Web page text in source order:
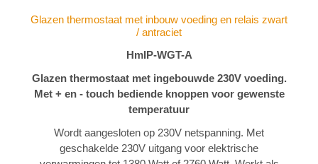
Glazen thermostaat met inbouw voeding en relais zwart
/ antraciet
HmIP-WGT-A
Glazen thermostaat met ingebouwde 230V voeding.
Met + en - touch bediende knoppen voor gewenste
temperatuur
Wordt aangesloten op 230V netspanning. Met
geschakelde 230V uitgang voor elektrische